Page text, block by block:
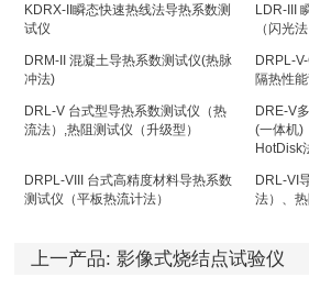
KDRX-II瞬态快速热线法导热系数测
试仪
LDR-III
（闪光
DRM-II 混凝土导热系数测试仪(热脉
冲法)
DRPL-
隔热性
DRL-V 台式型导热系数测试仪（热
流法）,热阻测试仪（升级型）
DRE-V
(一体机)
HotDisk
DRPL-VIII 台式高精度材料导热系数
测试仪（平板热流计法）
DRL-VI
法）、
上一产品: 影像式烧结点试验仪